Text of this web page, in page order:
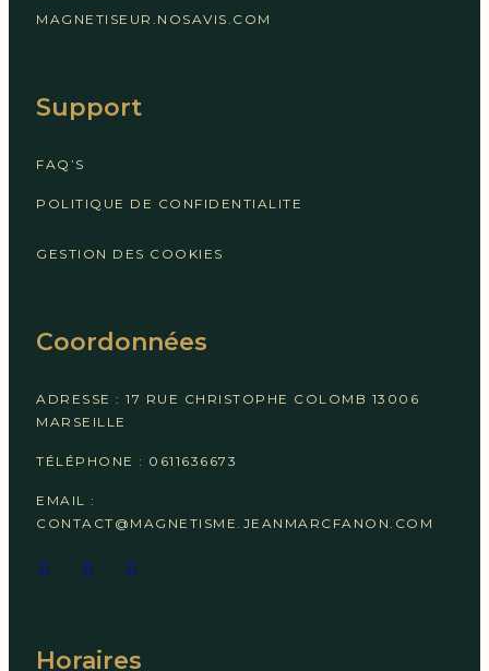
MAGNETISEUR.NOSAVIS.COM
Support
FAQ’S
POLITIQUE DE CONFIDENTIALITE
GESTION DES COOKIES
Coordonnées
ADRESSE : 17 RUE CHRISTOPHE COLOMB 13006
MARSEILLE
TÉLÉPHONE : 0611636673
EMAIL :
CONTACT@MAGNETISME.JEANMARCFANON.COM
Horaires